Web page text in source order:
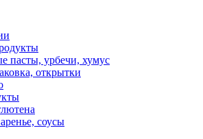
пасты, урбечи, хумус
открытки
соусы